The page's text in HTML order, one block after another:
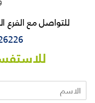
للتواصل مع الفرع